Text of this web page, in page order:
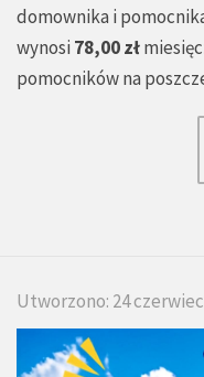
domownika i
wynosi 78,00 zł
pomocników na
Utworzono: 24